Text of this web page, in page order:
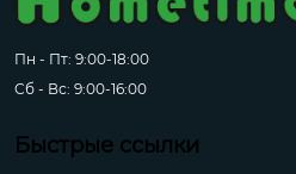
Пн - Пт: 9:00-18:00
Сб - Вс: 9:00-16:00
Быстрые ссылки